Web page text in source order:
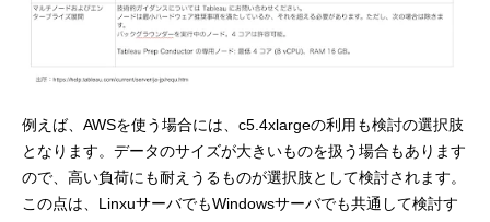
例えば、AWSを使う場合には、c5.4xlargeの利用も検討の選択肢
となります。データのサイズが大きいものを扱う場合もあります
ので、高い負荷にも耐えうるものが選択肢として検討されます。
この点は、LinxuサーバでもWindowsサーバでも共通して検討す